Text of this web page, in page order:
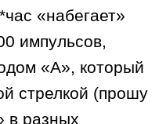
«набегает»
импульсов,
«А», который
стрелкой (прошу
в разных